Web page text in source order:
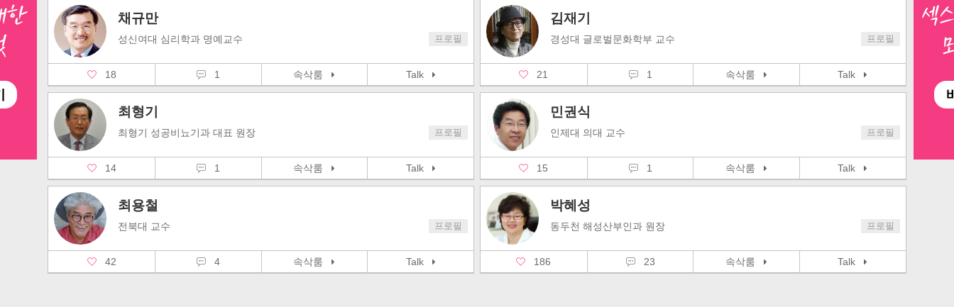
채규만
성신여대 심리학과 명예교수 프로필
18 1 속삭룸 Talk
김재기
경성대 글로벌문화학부 교수 프로필
21 1 속삭룸 Talk
최형기
최형기 성공비뇨기과 대표 원장 프로필
14 1 속삭룸 Talk
민권식
인제대 의대 교수 프로필
15 1 속삭룸 Talk
최용철
전북대 교수 프로필
42 4 속삭룸 Talk
박혜성
동두천 해성산부인과 원장 프로필
186 23 속삭룸 Talk